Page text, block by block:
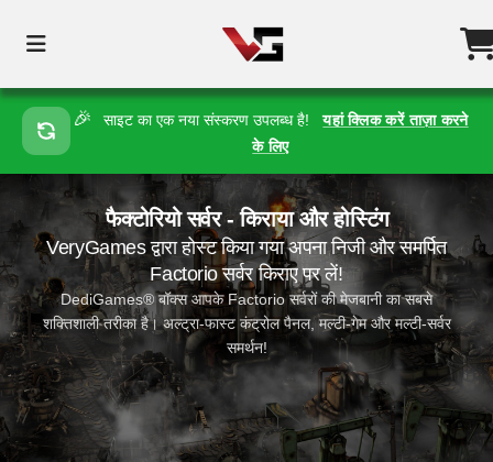
🎉 साइट का एक नया संस्करण उपलब्ध है!
यहां क्लिक करें ताज़ा करने
के लिए
फैक्टोरियो सर्वर - किराया और होस्टिंग
VeryGames द्वारा होस्ट किया गया अपना निजी और समर्पित
Factorio सर्वर किराए पर लें!
DediGames® बॉक्स आपके Factorio सर्वरों की मेजबानी का सबसे
शक्तिशाली तरीका है। अल्ट्रा-फास्ट कंट्रोल पैनल, मल्टी-गेम और मल्टी-सर्वर
समर्थन!